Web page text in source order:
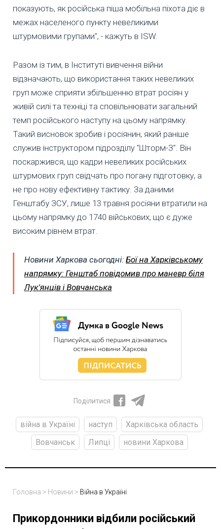
показують, як російська піша мобільна піхота діє в
межах населеного пункту невеликими
штурмовими групами", - кажуть в ISW.
Разом із тим, в Інституті вивчення війни
відзначають, що використання таких невеликих
груп може сприяти збільшенню втрат росіян у
живій силі та техніці та сповільнювати загальний
темп російського наступу на цьому напрямку.
Такий висновок зробив і росіянин, який раніше
служив інструктором підрозділу "Шторм-З". Він
поскаржився, що кадри невеликих російських
штурмових груп свідчать про погану підготовку, а
не про нову ефективну тактику. За даними
Генштабу ЗСУ, лише 13 травня росіяни втратили на
цьому напрямку до 1740 військових, що є дуже
високим рівнем втрат.
Новини Харкова сьогодні: Бої на Харківському
напрямку: Генштаб повідомив про маневр біля
Лук'янців і Вовчанська
Поділитися
війна в Україні наступ
Харківська область
Вовчанськ
Липці новини Харкова
Головна > Новини > Війна в Україні
Прикордонники відбили російський